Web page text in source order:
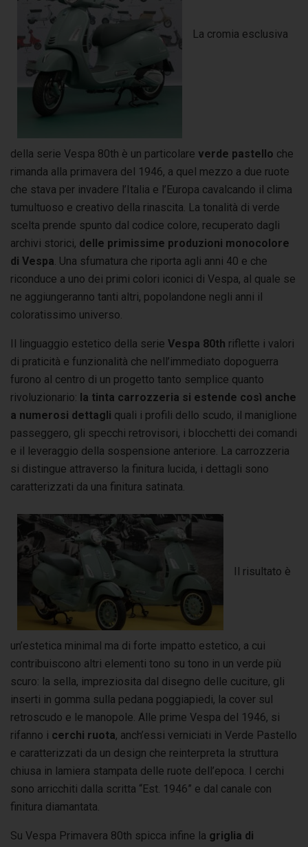
La cromia esclusiva
della serie Vespa 80th è un particolare verde pastello che
rimanda alla primavera del 1946, a quel mezzo a due ruote
che stava per invadere l’Italia e l’Europa cavalcando il clima
tumultuoso e creativo della rinascita. La tonalità di verde
scelta prende spunto dal codice colore, recuperato dagli
archivi storici, delle primissime produzioni monocolore
di Vespa . Una sfumatura che riporta agli anni 40 e che
riconduce a uno dei primi colori iconici di Vespa, al quale se
ne aggiungeranno tanti altri, popolandone negli anni il
coloratissimo universo.
Il linguaggio estetico della serie Vespa 80th riflette i valori
di praticità e funzionalità che nell’immediato dopoguerra
furono al centro di un progetto tanto semplice quanto
rivoluzionario: la tinta carrozzeria si estende così anche
a numerosi dettagli quali i profili dello scudo, il maniglione
passeggero, gli specchi retrovisori, i blocchetti dei comandi
e il leveraggio della sospensione anteriore. La carrozzeria
si distingue attraverso la finitura lucida, i dettagli sono
caratterizzati da una finitura satinata.
Il risultato è
un’estetica minimal ma di forte impatto estetico, a cui
contribuiscono altri elementi tono su tono in un verde più
scuro: la sella, impreziosita dal disegno delle cuciture, gli
inserti in gomma sulla pedana poggiapiedi, la cover sul
retroscudo e le manopole. Alle prime Vespa del 1946, si
rifanno i cerchi ruota, anch’essi verniciati in Verde Pastello
e caratterizzati da un design che reinterpreta la struttura
chiusa in lamiera stampata delle ruote dell’epoca. I cerchi
sono arricchiti dalla scritta “Est. 1946” e dal canale con
finitura diamantata.
Su Vespa Primavera 80th spicca infine la griglia di